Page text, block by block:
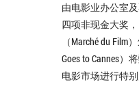
由电影业办公室
四项非现金大奖
（Marché du
Goes to Cannes
电影市场进行特别